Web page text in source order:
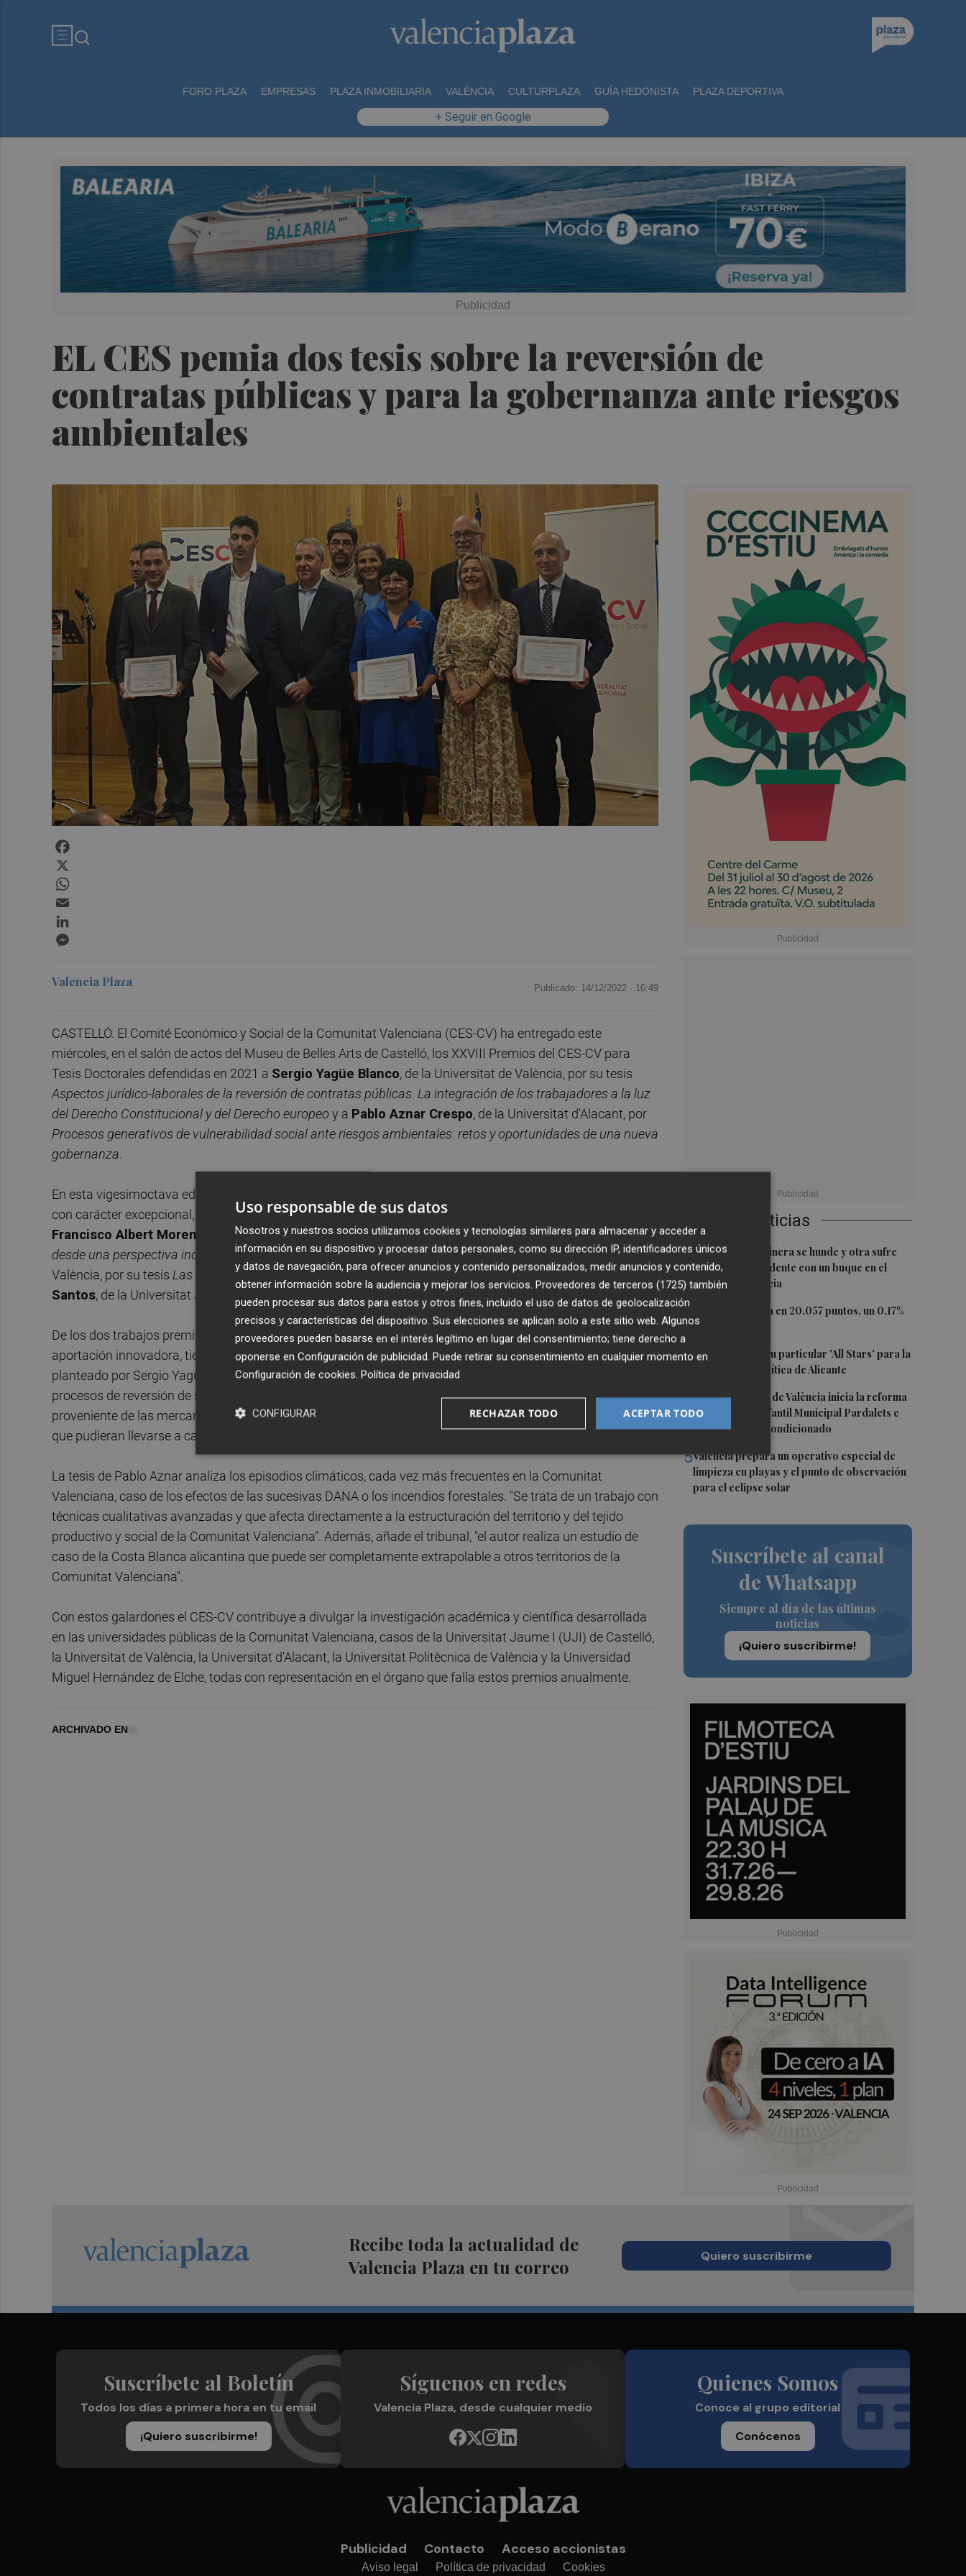
FORO PLAZA EMPRESAS PLAZA INMOBILIARIA VALÈNCIA CULTURPLAZA GUÍA HEDONISTA PLAZA DEPORTIVA
+ Seguir en Google
EL CES pemia dos tesis sobre la reversión de
contratas públicas y para la gobernanza ante riesgos
ambientales
Últimas Noticias
1 Una batea clochinera se hunde y otra sufre
daños en un incidente con un buque en el
puerto de Valencia
2
El Ibex 35 cierra en 20.057 puntos, un 0,17%
más
3 El PSPV ultima su particular 'All Stars' para la
Conferencia Política de Alicante
4El Ayuntamiento de València inicia la reforma
de la Escuela Infantil Municipal Pardalets e
instalará aire acondicionado
5València prepara un operativo especial de
limpieza en playas y el punto de observación
para el eclipse solar
Suscríbete al canal
de Whatsapp
Siempre al día de las últimas
noticias
¡Quiero suscribirme!
Valencia Plaza Publicado: 14/12/2022 · 16:49
CASTELLÓ. El Comité Económico y Social de la Comunitat Valenciana (CES-CV) ha entregado este
miércoles, en el salón de actos del Museu de Belles Arts de Castelló, los XXVIII Premios del CES-CV para
Tesis Doctorales defendidas en 2021 a Sergio Yagüe Blanco, de la Universitat de València, por su tesis
Aspectos jurídico-laborales de la reversión de contratas públicas. La integración de los trabajadores a la luz
del Derecho Constitucional y del Derecho europeo y a Pablo Aznar Crespo, de la Universitat d'Alacant, por
Procesos generativos de vulnerabilidad social ante riesgos ambientales: retos y oportunidades de una nueva
gobernanza.
En esta vigesimoctava edición, el tribunal ha destacado la alta calidad académica de los trabajos. Por ello, y
con carácter excepcional, ha decidido conceder tres menciones especiales a los doctorandos
Francisco Albert Moreno
, de la Universitat de València, por su obraPolítica monetaria y desigualdad
desde una perspectiva inclusiva y de banca social;Miguel Ramón Girona Domingo, de la Universitat de
València, por su tesis Las acciones civiles en defensa del secreto empresarial; y aIrene Rosario Gómez
Santos, de la Universitat Jaume I (UJI) de Castelló, por su trabajo Inmigración laboral y dignidad
De los dos trabajos premiados, el tribunal ha destacado que, además de su calidad académica y su
aportación innovadora, tienen aplicación práctica directa en la Comunitat Valenciana. En el caso del
planteado por Sergio Yagüe, plantea soluciones de carácter legislativo para facilitar la gestión de los
procesos de reversión de servicios públicos prestados por empresas privadas y la integración del personal
proveniente de las mercantiles, por ejemplo en el caso de las concesiones administrativas sanitarias y otras
que pudieran llevarse a cabo en el futuro.
La tesis de Pablo Aznar analiza los episodios climáticos, cada vez más frecuentes en la Comunitat
Valenciana, caso de los efectos de las sucesivas DANA o los incendios forestales. "Se trata de un trabajo con
técnicas cualitativas avanzadas y que afecta directamente a la estructuración del territorio y del tejido
productivo y social de la Comunitat Valenciana". Además, añade el tribunal, "el autor realiza un estudio de
caso de la Costa Blanca alicantina que puede ser completamente extrapolable a otros territorios de la
Comunitat Valenciana".
Con estos galardones el CES-CV contribuye a divulgar la investigación académica y científica desarrollada
en las universidades públicas de la Comunitat Valenciana, casos de la Universitat Jaume I (UJI) de Castelló,
la Universitat de València, la Universitat d'Alacant, la Universitat Politècnica de València y la Universidad
Miguel Hernández de Elche, todas con representación en el órgano que falla estos premios anualmente.
ARCHIVADO EN
Recibe toda la actualidad de
Valencia Plaza en tu correo
Quiero suscribirme
Suscríbete al Boletín
Todos los días a primera hora en tu email
¡Quiero suscribirme!
Síguenos en redes
Valencia Plaza, desde cualquier medio
Quienes Somos
Conoce al grupo editorial
Conócenos
Publicidad Contacto Acceso accionistas
Aviso legal Política de privacidad Cookies
Uso responsable de sus datos
Nosotros y nuestros socios utilizamos cookies y tecnologías similares para almacenar y acceder a
información en su dispositivo y procesar datos personales, como su dirección IP, identificadores únicos
y datos de navegación, para ofrecer anuncios y contenido personalizados, medir anuncios y contenido,
obtener información sobre la audiencia y mejorar los servicios. Proveedores de terceros (1725) también
pueden procesar sus datos para estos y otros fines, incluido el uso de datos de geolocalización
precisos y características del dispositivo. Sus elecciones se aplican solo a este sitio web. Algunos
proveedores pueden basarse en el interés legítimo en lugar del consentimiento; tiene derecho a
oponerse en Configuración de publicidad. Puede retirar su consentimiento en cualquier momento en
Configuración de cookies. Política de privacidad
ACEPTAR TODO
RECHAZAR TODO
CONFIGURAR